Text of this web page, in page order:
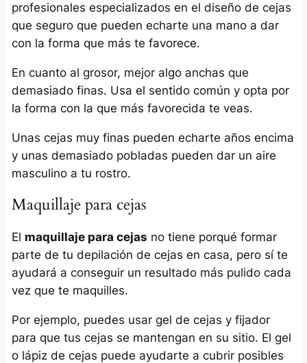
profesionales especializados en el diseño de cejas
que seguro que pueden echarte una mano a dar
con la forma que más te favorece.
En cuanto al grosor, mejor algo anchas que
demasiado finas. Usa el sentido común y opta por
la forma con la que más favorecida te veas.
Unas cejas muy finas pueden echarte años encima
y unas demasiado pobladas pueden dar un aire
masculino a tu rostro.
Maquillaje para cejas
El maquillaje para cejas no tiene porqué formar
parte de tu depilación de cejas en casa, pero sí te
ayudará a conseguir un resultado más pulido cada
vez que te maquilles.
Por ejemplo, puedes usar gel de cejas y fijador
para que tus cejas se mantengan en su sitio. El gel
o lápiz de cejas puede ayudarte a cubrir posibles